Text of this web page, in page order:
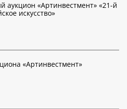
аукцион «Артинвестмент» «21-й
искусство»
«Артинвестмент»